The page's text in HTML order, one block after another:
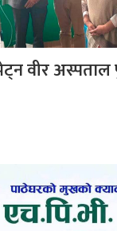
वीर अस्पताल